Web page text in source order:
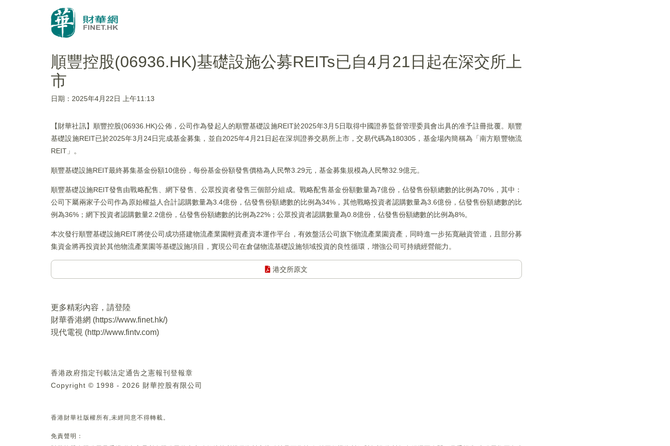
順豐控股(06936.HK)基礎設施公募REITs已自4月21日起在深交所上
市
日期：2025年4月22日 上午11:13
【財華社訊】順豐控股(06936.HK)公佈，公司作為發起人的順豐基礎設施REIT於2025年3月5日取得中國證券監督管理委員會出具的准予註冊批覆。順豐
基礎設施REIT已於2025年3月24日完成基金募集，並自2025年4月21日起在深圳證券交易所上市，交易代碼為180305，基金場內簡稱為「南方順豐物流
REIT」。
順豐基礎設施REIT最終募集基金份額10億份，每份基金份額發售價格為人民幣3.29元，基金募集規模為人民幣32.9億元。
順豐基礎設施REIT發售由戰略配售、網下發售、公眾投資者發售三個部分組成。戰略配售基金份額數量為7億份，佔發售份額總數的比例為70%，其中：
公司下屬兩家子公司作為原始權益人合計認購數量為3.4億份，佔發售份額總數的比例為34%，其他戰略投資者認購數量為3.6億份，佔發售份額總數的比
例為36%；網下投資者認購數量2.2億份，佔發售份額總數的比例為22%；公眾投資者認購數量為0.8億份，佔發售份額總數的比例為8%。
本次發行順豐基礎設施REIT將使公司成功搭建物流產業園輕資產資本運作平台，有效盤活公司旗下物流產業園資產，同時進一步拓寬融資管道，且部分募
集資金將再投資於其他物流產業園等基礎設施項目，實現公司在倉儲物流基礎設施領域投資的良性循環，增強公司可持續經營能力。
港交所原文
更多精彩內容，請登陸
財華香港網 (https://www.finet.hk/)
現代電視 (http://www.fintv.com)
香港政府指定刊載法定通告之憲報刊登報章
Copyright © 1998 - 2026 財華控股有限公司
香港財華社版權所有,未經同意不得轉載。
免責聲明：